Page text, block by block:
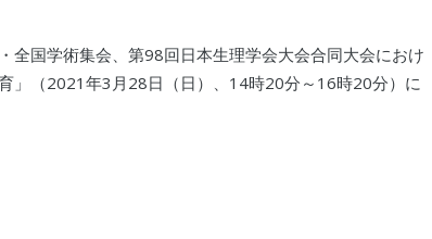
国学術集会、第98回日本生理学会大会合同大会におけ
」（2021年3月28日（日）、14時20分～16時20分）に